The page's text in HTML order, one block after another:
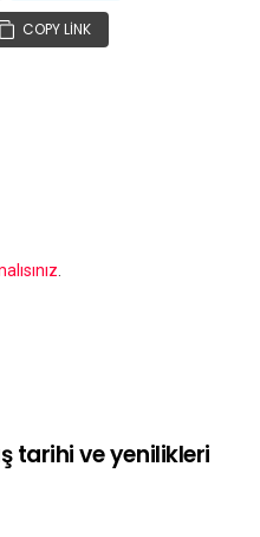
COPY LINK
.
tarihi ve yenilikleri